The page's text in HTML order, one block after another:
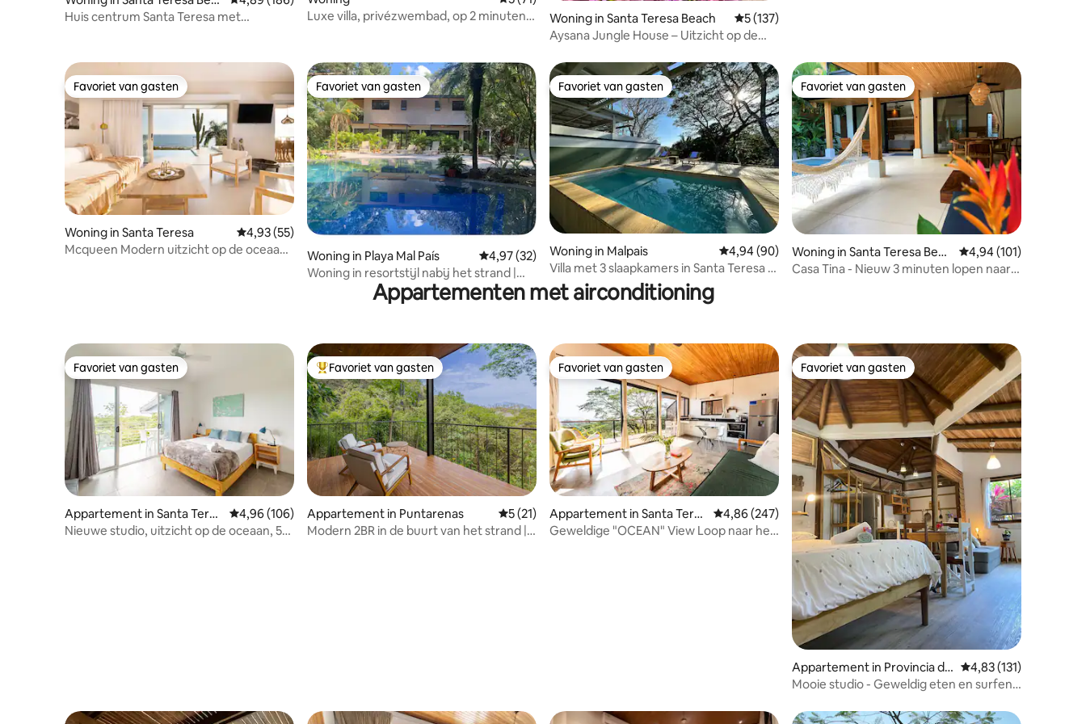
ch
Huis centrum Santa Teresa met
Luxe villa, privézwembad, op 2 minuten
Woning in Santa Teresa Beach Gemiddelde beoordeling van 5 op 5, 137 recensies
5 (137)
Aysana Jungle House – Uitzicht op de
Favoriet van gasten
Favoriet van gasten
Woning in Santa Teresa Gemiddelde beoordeling van 4,93 op 5, 55 recensies
4,93 (55)
Mcqueen Modern uitzicht op de oceaan
Favoriet van gasten
Favoriet van gasten
Woning in Playa Mal País Gemiddelde beoordeling van 4,97 op 5, 32 recensies
4,97 (32)
Woning in resortstijl nabij het strand |
Verblijven van een maand
Favoriet van gasten
Favoriet van gasten
Woning in Malpais Gemiddelde beoordeling van 4,94 op 5, 90 recensies
4,94 (90)
Villa met 3 slaapkamers in Santa Teresa |
Zwembad | 3 minuten naar het strand
Favoriet van gasten
Favoriet van gasten
Woning in Santa Teresa Beac
h
Gemiddelde
4,94 (101)
Casa Tina - Nieuw 3 minuten lopen naar
Appartementen met airconditioning
Favoriet van gasten
Favoriet van gasten
Appartement in Santa Teres
a
Gemiddelde beoordeling van 4,96 op 5, 106 recensies
4,96 (106)
Nieuwe studio, uitzicht op de oceaan, 5
Topfavoriet van gasten
Favoriet van gasten
Appartement in Puntarenas Gemiddelde beoordeling van 5 op 5, 21 recensies
5 (21)
Modern 2BR in de buurt van het strand |
Favoriet van gasten
Favoriet van gasten
Appartement in Santa Teres
a
Gemiddelde beoordeling van 4,86 op 5, 247 recensies
4,86 (247)
Geweldige "OCEAN" View Loop naar het
Favoriet van gasten
Favoriet van gasten
Appartement in Provincia de
Puntarenas
Gemiddelde
4,83 (131)
Mooie studio - Geweldig eten en surfen